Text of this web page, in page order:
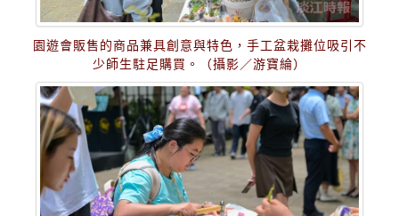
園遊會販售的商品兼具創意與特色，手工盆栽攤位吸引不
少師生駐足購買。（攝影／游寶綸）